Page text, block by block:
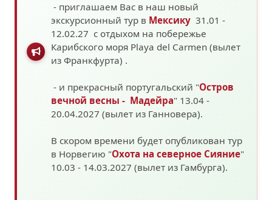
- приглашаем Вас в наш новый
экскурсионный тур в Мексику 31.01 -
12.02.27 с отдыхом на побережье
Карибского моря Playa del Carmen (вылет
из Франкфурта) .
- и прекрасный португальский "Остров
вечной весны - Мадейра" 13.04 -
20.04.2027 (вылет из Ганновера).
В скором времени будет опубликован тур
в Норвегию "Охота на северное Сияние"
10.03 - 14.03.2027 (вылет из Гамбурга).